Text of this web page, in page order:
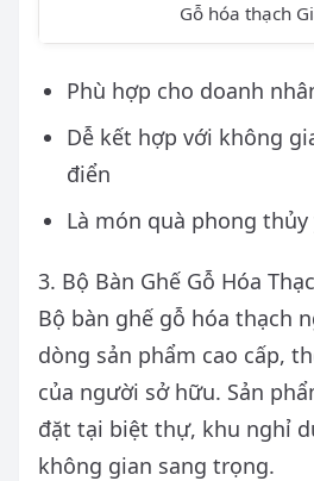
Gỗ hóa thạch
Phù hợp cho doanh
Dễ kết hợp với không
điển
Là món quà phong thủy
3. Bộ Bàn Ghế Gỗ Hóa
Bộ bàn ghế gỗ hóa thạch
dòng sản phẩm cao cấp,
của người sở hữu. Sản
đặt tại biệt thự, khu nghỉ
không gian sang trọng.